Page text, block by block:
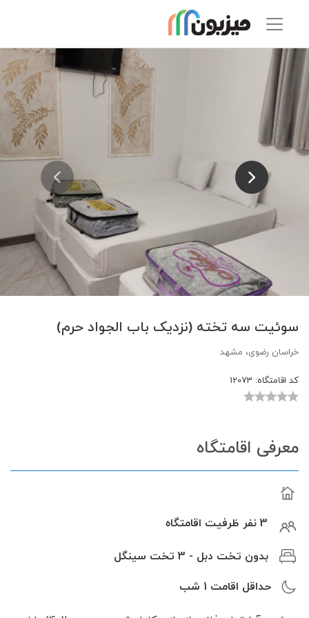
سوئیت سه تخته (نزدیک باب الجواد حرم)
خراسان رضوی، مشهد
کد اقامتگاه:
معرفی اقامتگاه
3 نفر ظرفیت اقامتگاه
بدون تخت دبل - 3 تخت سینگل
حداقل اقامت 1 شب